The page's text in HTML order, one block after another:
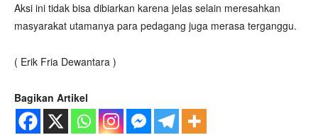
Aksi ini tidak bisa dibiarkan karena jelas selain meresahkan
masyarakat utamanya para pedagang juga merasa terganggu.
( Erik Fria Dewantara )
Bagikan Artikel